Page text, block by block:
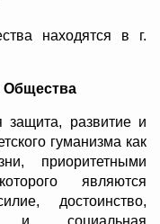
находятся в г.
Общества
развитие и
гуманизма как
приоритетными
являются
достоинство,